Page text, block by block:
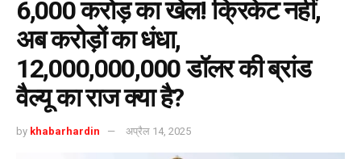
6,000 करोड़ का खेल! क्रिकेट नहीं,
अब करोड़ों का धंधा,
12,000,000,000 डॉलर की ब्रांड
वैल्यू का राज क्या है?
by khabarhardin अप्रैल 14, 2025